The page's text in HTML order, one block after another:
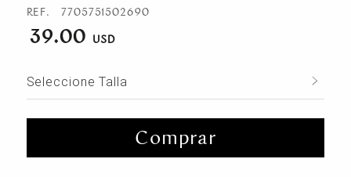
REF. 7705751502690
39.00
Seleccione Talla
Comprar